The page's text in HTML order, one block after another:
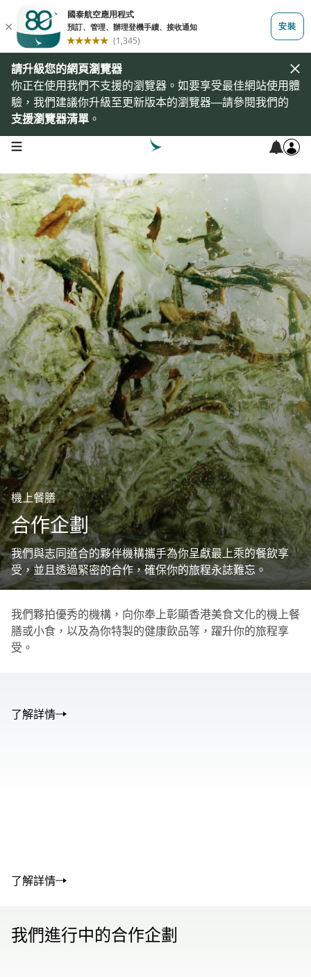
請升級您的網頁瀏覽器
你正在使用我們不支援的瀏覽器。如要享受最佳網站使用體
驗，我們建議你升級至更新版本的瀏覽器—請參閱我們的
支援瀏覽器清單 。
open navigation menu
機上餐膳
合作企劃
我們與志同道合的夥伴機構攜手為你呈獻最上乘的餐飲享
受，並且透過緊密的合作，確保你的旅程永誌難忘。
我們夥拍優秀的機構，向你奉上彰顯香港美食文化的機上餐
膳或小食，以及為你特製的健康飲品等，躍升你的旅程享
受。
了解詳情
了解詳情
我們進行中的合作企劃